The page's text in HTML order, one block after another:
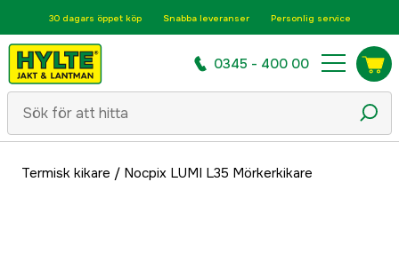
30 dagars öppet köp Snabba leveranser Personlig service
0345 - 400 00
Termisk kikare / Nocpix LUMI L35 Mörkerkikare